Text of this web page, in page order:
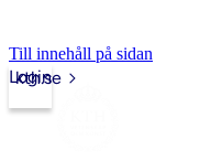
Till innehåll på sidan
kth.se
Login